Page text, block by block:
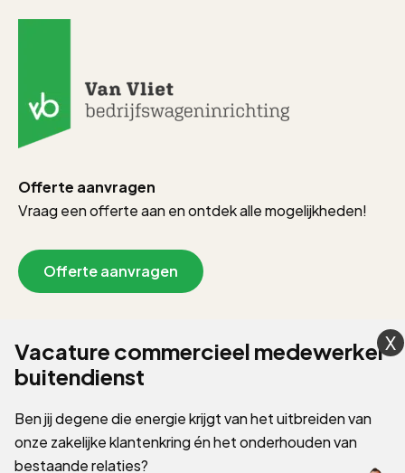
Offerte aanvragen
Vraag een offerte aan en ontdek alle mogelijkheden!
Offerte aanvragen
2026 © Van Vliet Bedrijfswageninrichting
Algemene voorwaarden
Op vanvliet-bedrijfswageninrichting.nl gebruiken we cookies om je
gebruikerservaring te verbeteren en advertenties te personaliseren.
We gebruiken ook cookies om gegevens te verzamelen voor het
personaliseren van content en het meten van de effectiviteit van
Vacature commercieel medewerker
buitendienst
Ben jij degene die energie krijgt van het uitbreiden van
onze zakelijke klantenkring én het onderhouden van
bestaande relaties?